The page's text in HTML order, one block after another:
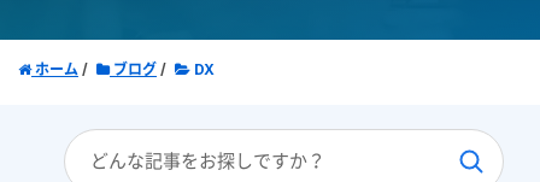
ホーム ブログ DX